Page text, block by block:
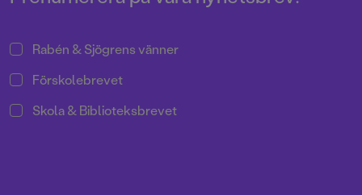
Rabén & Sjögrens vänner
Förskolebrevet
Skola & Biblioteksbrevet